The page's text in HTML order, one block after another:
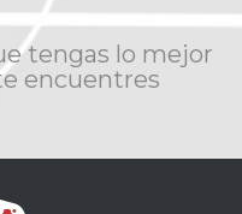
tengas lo mejor
encuentres